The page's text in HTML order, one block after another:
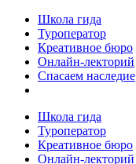
Школа гида
Туроператор
Креативное бюро
Онлайн-лекторий
Спасаем наследие
Школа гида
Туроператор
Креативное бюро
Онлайн-лекторий